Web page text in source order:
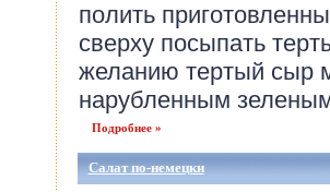
полить
сверху посыпать
желанию тертый сыр
нарубленным
Подробнее »
Салат по-немецки